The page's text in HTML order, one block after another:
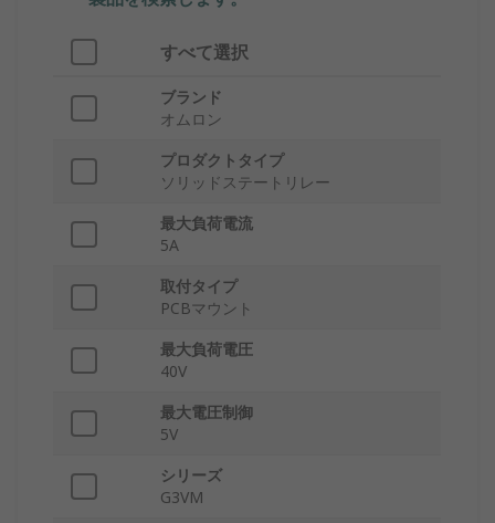
すべて選択
ブランド
オムロン
プロダクトタイプ
ソリッドステートリレー
最大負荷電流
5A
取付タイプ
PCBマウント
最大負荷電圧
40V
最大電圧制御
5V
シリーズ
G3VM